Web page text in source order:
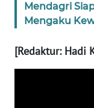
Mendagri
Mengaku
[Redaktur: Hadi
WN
KALTARA
WN
KALSEL